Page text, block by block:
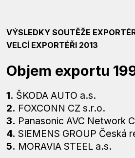
VÝSLEDKY SOUTĚŽE
VELCÍ EXPORTÉŘI 2013
Objem exportu
1. ŠKODA AUTO a.s.
2. FOXCONN CZ s.r.o.
3. Panasonic AVC Network
4. SIEMENS GROUP Česká
5. MORAVIA STEEL a.s.